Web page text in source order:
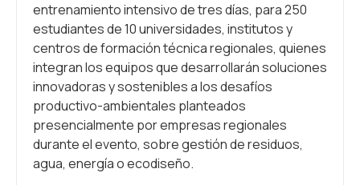
entrenamiento intensivo de tres días, para 250
estudiantes de 10 universidades, institutos y
centros de formación técnica regionales, quienes
integran los equipos que desarrollarán soluciones
innovadoras y sostenibles a los desafíos
productivo-ambientales planteados
presencialmente por empresas regionales
durante el evento, sobre gestión de residuos,
agua, energía o ecodiseño.